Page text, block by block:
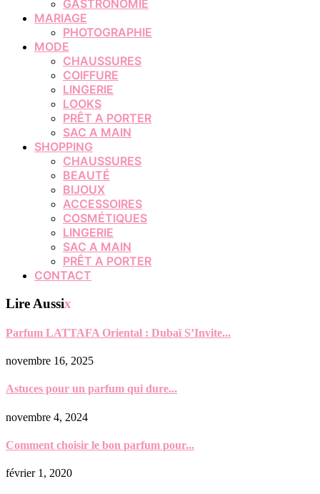
GASTRONOMIE
MARIAGE
PHOTOGRAPHIE
MODE
CHAUSSURES
COIFFURE
LINGERIE
LOOKS
PRÊT A PORTER
SAC A MAIN
SHOPPING
CHAUSSURES
BEAUTÉ
BIJOUX
ACCESSOIRES
COSMÉTIQUES
LINGERIE
SAC A MAIN
PRÊT A PORTER
CONTACT
Lire Aussix
Parfum LATTAFA Oriental : Dubaï S’Invite...
novembre 16, 2025
Astuces pour un parfum qui dure...
novembre 4, 2024
Comment choisir le bon parfum pour...
février 1, 2020